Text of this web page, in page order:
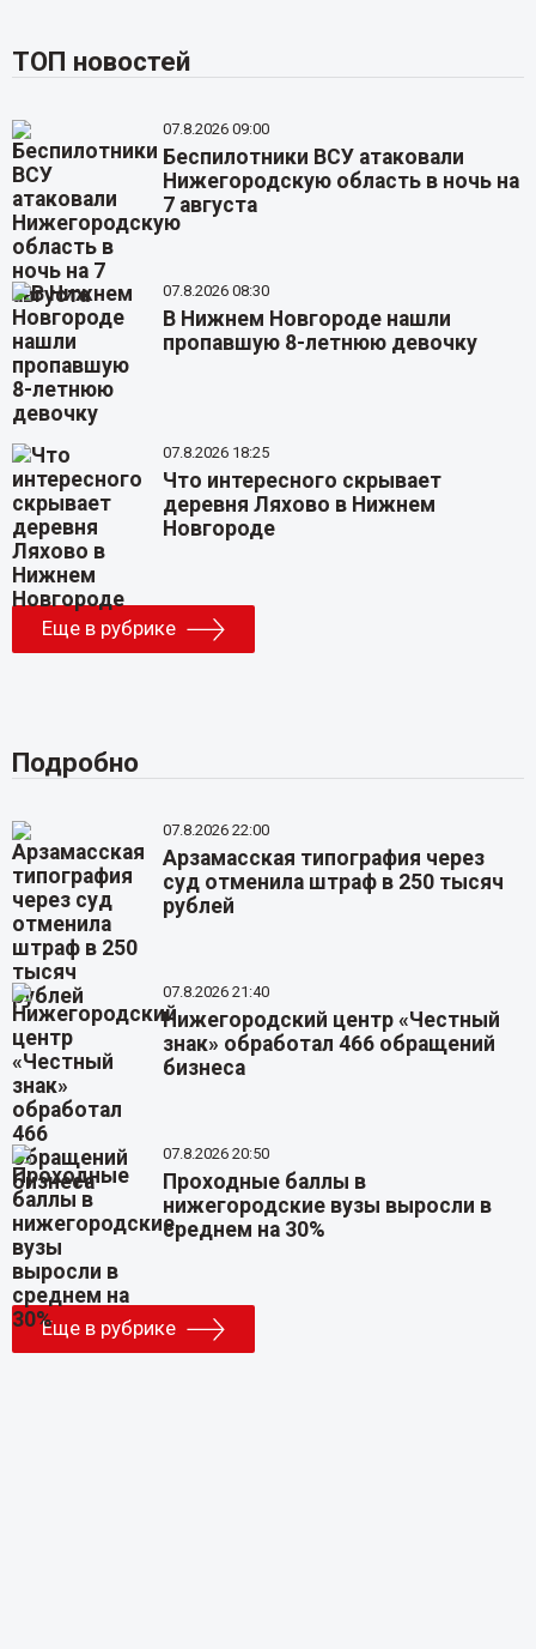
ТОП новостей
07.8.2026 09:00
Беспилотники ВСУ атаковали
Нижегородскую область в ночь на
7 августа
07.8.2026 08:30
В Нижнем Новгороде нашли
пропавшую 8-летнюю девочку
07.8.2026 18:25
Что интересного скрывает
деревня Ляхово в Нижнем
Новгороде
Еще в рубрике
Подробно
07.8.2026 22:00
Арзамасская типография через
суд отменила штраф в 250 тысяч
рублей
07.8.2026 21:40
Нижегородский центр «Честный
знак» обработал 466 обращений
бизнеса
07.8.2026 20:50
Проходные баллы в
нижегородские вузы выросли в
среднем на 30%
Еще в рубрике